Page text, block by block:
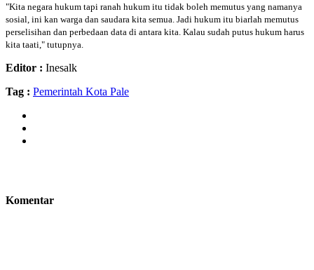
"Kita negara hukum tapi ranah hukum itu tidak boleh memutus yang namanya
sosial, ini kan warga dan saudara kita semua. Jadi hukum itu biarlah memutus
perselisihan dan perbedaan data di antara kita. Kalau sudah putus hukum harus
kita taati," tutupnya.
Editor : Inesalk
Tag : Pemerintah Kota Pale
Komentar